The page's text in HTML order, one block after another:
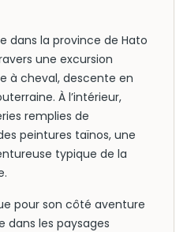
dans la province de Hato
une excursion
à cheval, descente en
À l’intérieur,
remplies de
peintures taïnos, une
typique de la
pour son côté aventure
dans les paysages